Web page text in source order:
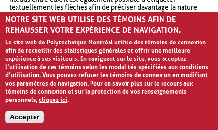
textuellement les flèches afin de préciser davantage la nature
des liens établis. Par ailleurs, il est recommandé d'utiliser diverses
couleurs et de représenter les concepts par des dessins, des
images, des graphiques ou des formules de sorte à rendre les
informations les plus visuelles possibles. Cet exercice de synthèse
requiert de la pratique, il ne faut donc pas hésiter à le faire à
plusieurs reprises. En somme, lesCartes conceptuelles
permettent aux élèves de représenter visuellement la
cartographie des connaissances acquises sur un sujet et les
relations entre les différents concepts théoriques inhérents à
celui-ci.
Réflexion individuelle (31)
Approfondissement des connaissances (17)
NOTRE SITE WEB UTILISE DES TÉMOINS AFIN DE
REHAUSSER VOTRE EXPÉRIENCE DE NAVIGATION.
Le site web de Polytechnique Montréal utilise des témoins de connexion
afin de recueillir des statistiques générales et offrir une meilleure
expérience à ses visiteurs. En naviguant sur le site, vous acceptez
l’utilisation de ces témoins selon les modalités spécifiées aux conditions
d’utilisation. Vous pouvez refuser les témoins de connexion en modifiant
vos paramètres de navigation. Pour en savoir plus sur le recours aux
témoins de connexion et sur la protection de vos renseignements
personnels,cliquez ici.
Accepter